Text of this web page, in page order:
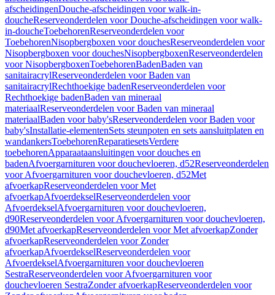
afscheidingenDouche-afscheidingen voor walk-in-
doucheReserveonderdelen voor Douche-afscheidingen voor walk-
in-doucheToebehorenReserveonderdelen voor
ToebehorenNisopbergboxen voor douchesReserveonderdelen voor
Nisopbergboxen voor douchesNisopbergboxenReserveonderdelen
voor NisopbergboxenToebehorenBadenBaden van
sanitairacrylReserveonderdelen voor Baden van
sanitairacrylRechthoekige badenReserveonderdelen voor
Rechthoekige badenBaden van mineraal
materiaalReserveonderdelen voor Baden van mineraal
materiaalBaden voor baby'sReserveonderdelen voor Baden voor
baby'sInstallatie-elementenSets steunpoten en sets aansluitplaten en
wandankersToebehorenReparatiesetsVerdere
toebehorenApparaataansluitingen voor douches en
badenAfvoergarnituren voor douchevloeren, d52Reserveonderdelen
voor Afvoergarnituren voor douchevloeren, d52Met
afvoerkapReserveonderdelen voor Met
afvoerkapAfvoerdekselReserveonderdelen voor
AfvoerdekselAfvoergarnituren voor douchevloeren,
d90Reserveonderdelen voor Afvoergarnituren voor douchevloeren,
d90Met afvoerkapReserveonderdelen voor Met afvoerkapZonder
afvoerkapReserveonderdelen voor Zonder
afvoerkapAfvoerdekselReserveonderdelen voor
AfvoerdekselAfvoergarnituren voor douchevloeren
SestraReserveonderdelen voor Afvoergarnituren voor
douchevloeren SestraZonder afvoerkapReserveonderdelen voor